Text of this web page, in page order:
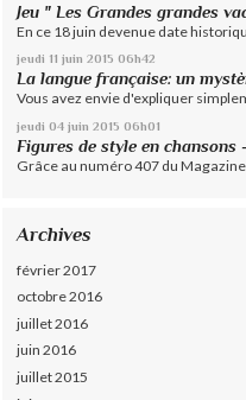
Jeu " Les Grandes grandes
En ce 18 juin devenue date
jeudi 11 juin 2015 06h42
La langue française: un
Vous avez envie d'expliquer
jeudi 04 juin 2015 06h01
Figures de style en chansons
Grâce au numéro 407 du Magazine
Archives
février 2017
octobre 2016
juillet 2016
juin 2016
juillet 2015